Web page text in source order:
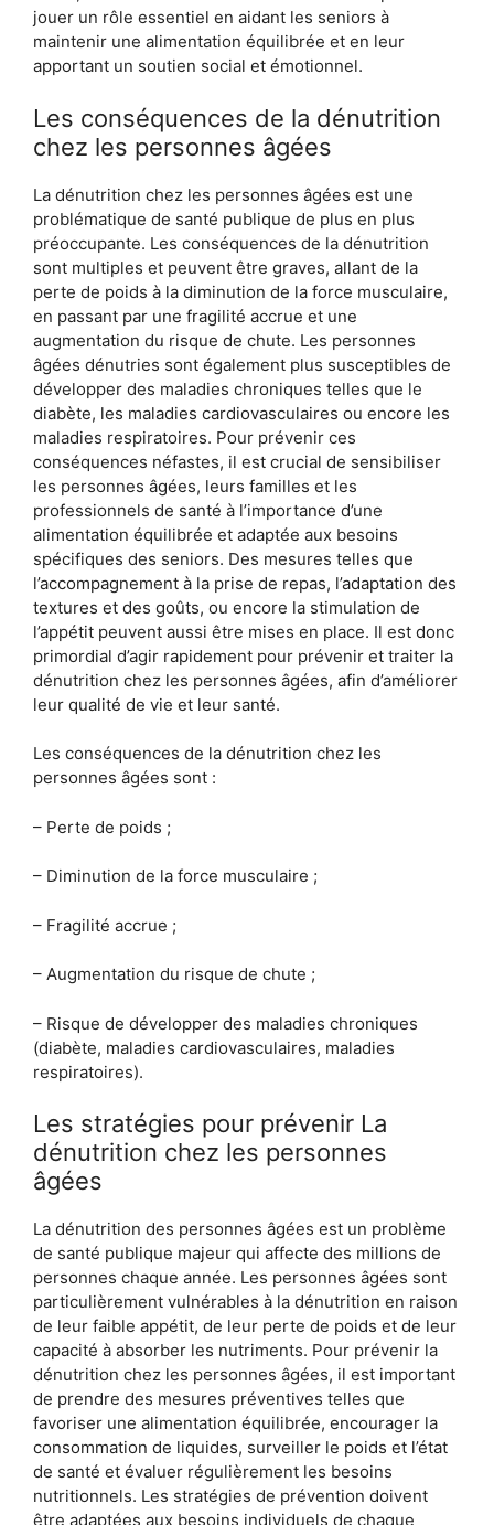
jouer un rôle essentiel en aidant les seniors à
maintenir une alimentation équilibrée et en leur
apportant un soutien social et émotionnel.
Les conséquences de la dénutrition
chez les personnes âgées
La dénutrition chez les personnes âgées est une
problématique de santé publique de plus en plus
préoccupante. Les conséquences de la dénutrition
sont multiples et peuvent être graves, allant de la
perte de poids à la diminution de la force musculaire,
en passant par une fragilité accrue et une
augmentation du risque de chute. Les personnes
âgées dénutries sont également plus susceptibles de
développer des maladies chroniques telles que le
diabète, les maladies cardiovasculaires ou encore les
maladies respiratoires. Pour prévenir ces
conséquences néfastes, il est crucial de sensibiliser
les personnes âgées, leurs familles et les
professionnels de santé à l’importance d’une
alimentation équilibrée et adaptée aux besoins
spécifiques des seniors. Des mesures telles que
l’accompagnement à la prise de repas, l’adaptation des
textures et des goûts, ou encore la stimulation de
l’appétit peuvent aussi être mises en place. Il est donc
primordial d’agir rapidement pour prévenir et traiter la
dénutrition chez les personnes âgées, afin d’améliorer
leur qualité de vie et leur santé.
Les conséquences de la dénutrition chez les
personnes âgées sont :
– Perte de poids ;
– Diminution de la force musculaire ;
– Fragilité accrue ;
– Augmentation du risque de chute ;
– Risque de développer des maladies chroniques
(diabète, maladies cardiovasculaires, maladies
respiratoires).
Les stratégies pour prévenir La
dénutrition chez les personnes
âgées
La dénutrition des personnes âgées est un problème
de santé publique majeur qui affecte des millions de
personnes chaque année. Les personnes âgées sont
particulièrement vulnérables à la dénutrition en raison
de leur faible appétit, de leur perte de poids et de leur
capacité à absorber les nutriments. Pour prévenir la
dénutrition chez les personnes âgées, il est important
de prendre des mesures préventives telles que
favoriser une alimentation équilibrée, encourager la
consommation de liquides, surveiller le poids et l’état
de santé et évaluer régulièrement les besoins
nutritionnels. Les stratégies de prévention doivent
être adaptées aux besoins individuels de chaque